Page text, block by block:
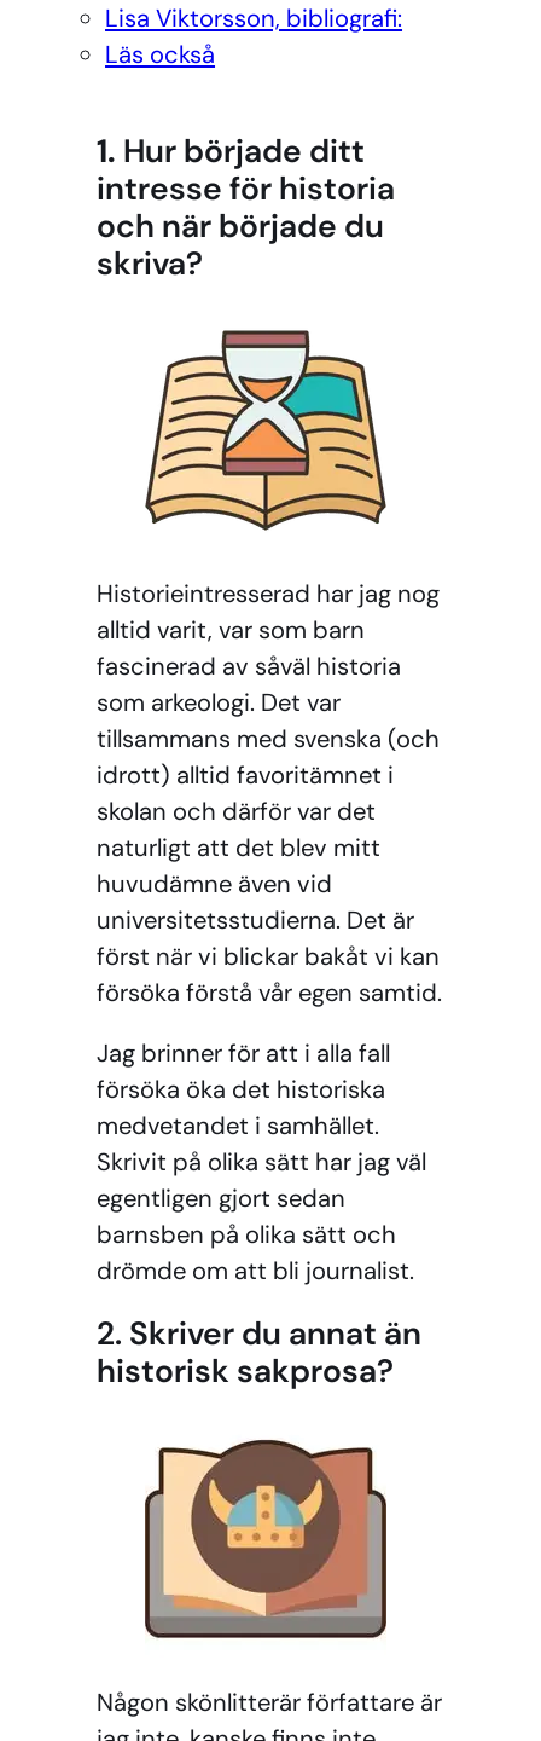
Lisa Viktorsson, bibliografi:
Läs också
1. Hur började ditt
intresse för historia
och när började du
skriva?
Historieintresserad har jag nog
alltid varit, var som barn
fascinerad av såväl historia
som arkeologi. Det var
tillsammans med svenska (och
idrott) alltid favoritämnet i
skolan och därför var det
naturligt att det blev mitt
huvudämne även vid
universitetsstudierna. Det är
först när vi blickar bakåt vi kan
försöka förstå vår egen samtid.
Jag brinner för att i alla fall
försöka öka det historiska
medvetandet i samhället.
Skrivit på olika sätt har jag väl
egentligen gjort sedan
barnsben på olika sätt och
drömde om att bli journalist.
2. Skriver du annat än
historisk sakprosa?
Någon skönlitterär författare är